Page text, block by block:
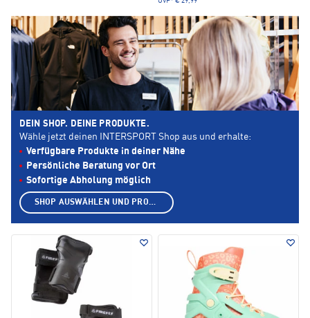
DEIN SHOP. DEINE PRODUKTE.
Wähle jetzt deinen INTERSPORT Shop aus und erhalte:
Verfügbare Produkte in deiner Nähe
Persönliche Beratung vor Ort
Sofortige Abholung möglich
SHOP AUSWÄHLEN UND PRODUKTE ANZEIGEN